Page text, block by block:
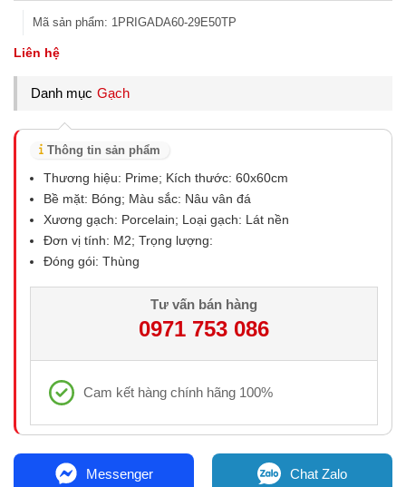
Mã sản phẩm: 1PRIGADA60-29E50TP
Liên hệ
Danh mục Gạch
Thông tin sản phẩm
Thương hiệu: Prime; Kích thước: 60x60cm
Bề mặt: Bóng; Màu sắc: Nâu vân đá
Xương gạch: Porcelain; Loại gạch: Lát nền
Đơn vị tính: M2; Trọng lượng:
Đóng gói: Thùng
Tư vấn bán hàng
0971 753 086
Cam kết hàng chính hãng 100%
Messenger Chat Zalo